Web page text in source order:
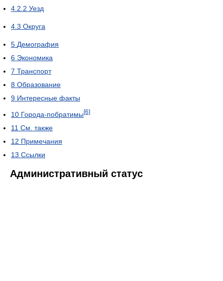
4.2.2 Уезд
4.3 Округа
5 Демография
6 Экономика
7 Транспорт
8 Образование
9 Интересные факты
10 Города-побратимы[6]
11 См. также
12 Примечания
13 Ссылки
Административный статус